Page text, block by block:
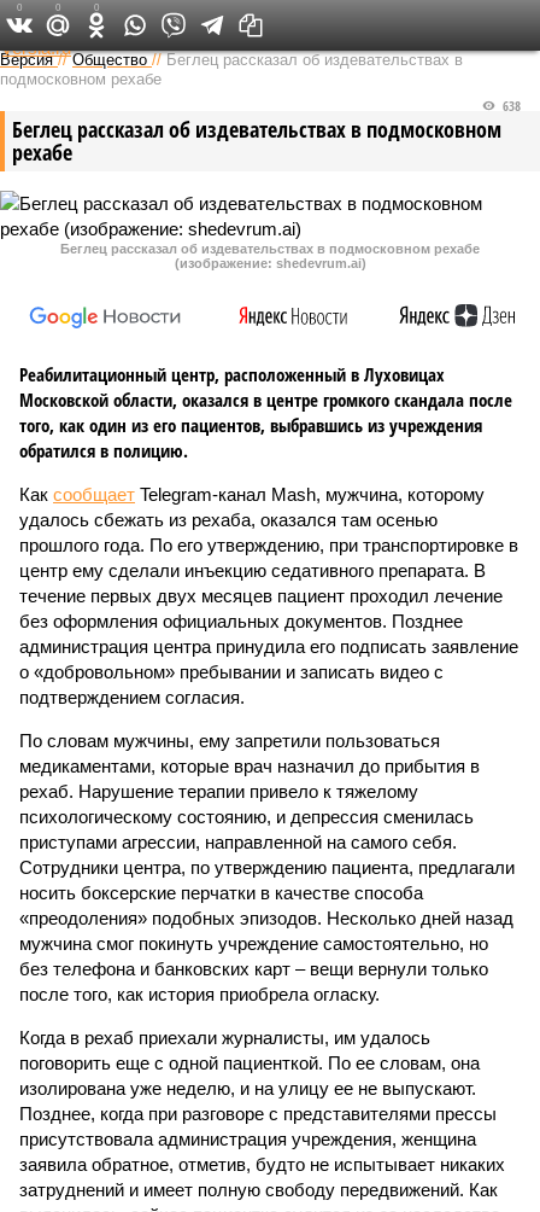
Федеральный выпуск
Версия //Общество //Беглец рассказал об издевательствах в
подмосковном рехабе
Беглец рассказал об издевательствах в подмосковном
рехабе
638
Беглец рассказал об издевательствах в подмосковном рехабе
(изображение: shedevrum.ai)
Реабилитационный центр, расположенный в Луховицах
Московской области, оказался в центре громкого скандала после
того, как один из его пациентов, выбравшись из учреждения
обратился в полицию.
Как сообщает Telegram-канал Mash, мужчина, которому
удалось сбежать из рехаба, оказался там осенью
прошлого года. По его утверждению, при транспортировке в
центр ему сделали инъекцию седативного препарата. В
течение первых двух месяцев пациент проходил лечение
без оформления официальных документов. Позднее
администрация центра принудила его подписать заявление
о «добровольном» пребывании и записать видео с
подтверждением согласия.
По словам мужчины, ему запретили пользоваться
медикаментами, которые врач назначил до прибытия в
рехаб. Нарушение терапии привело к тяжелому
психологическому состоянию, и депрессия сменилась
приступами агрессии, направленной на самого себя.
Сотрудники центра, по утверждению пациента, предлагали
носить боксерские перчатки в качестве способа
«преодоления» подобных эпизодов. Несколько дней назад
мужчина смог покинуть учреждение самостоятельно, но
без телефона и банковских карт – вещи вернули только
после того, как история приобрела огласку.
Когда в рехаб приехали журналисты, им удалось
поговорить еще с одной пациенткой. По ее словам, она
изолирована уже неделю, и на улицу ее не выпускают.
Позднее, когда при разговоре с представителями прессы
присутствовала администрация учреждения, женщина
заявила обратное, отметив, будто не испытывает никаких
затруднений и имеет полную свободу передвижений. Как
0 0 0